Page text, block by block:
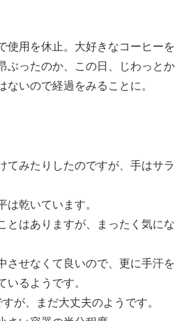
使用を休止。大好きなコーヒーを
ぶったのか、この日、じわっとか
ないので経過をみることに。
てみたりしたのですが、手はサラ
は乾いています。
とはありますが、まったく気にな
させなくて良いので、更に手汗を
いるようです。
が、まだ大丈夫のようです。